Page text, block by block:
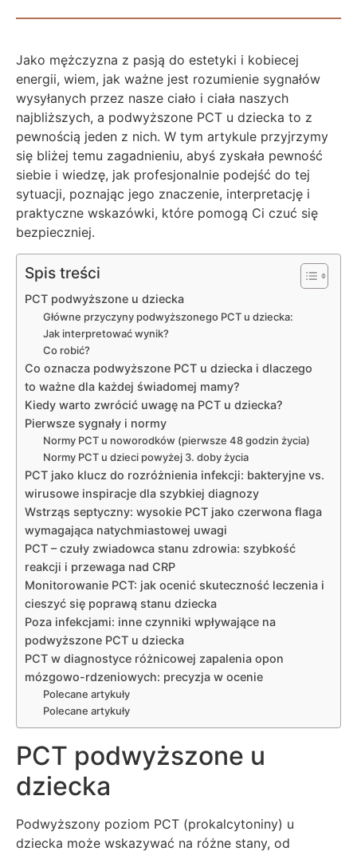
Jako mężczyzna z pasją do estetyki i kobiecej
energii, wiem, jak ważne jest rozumienie sygnałów
wysyłanych przez nasze ciało i ciała naszych
najbliższych, a podwyższone PCT u dziecka to z
pewnością jeden z nich. W tym artykule przyjrzymy
się bliżej temu zagadnieniu, abyś zyskała pewność
siebie i wiedzę, jak profesjonalnie podejść do tej
sytuacji, poznając jego znaczenie, interpretację i
praktyczne wskazówki, które pomogą Ci czuć się
bezpieczniej.
Spis treści
PCT podwyższone u dziecka
Główne przyczyny podwyższonego PCT u dziecka:
Jak interpretować wynik?
Co robić?
Co oznacza podwyższone PCT u dziecka i dlaczego
to ważne dla każdej świadomej mamy?
Kiedy warto zwrócić uwagę na PCT u dziecka?
Pierwsze sygnały i normy
Normy PCT u noworodków (pierwsze 48 godzin życia)
Normy PCT u dzieci powyżej 3. doby życia
PCT jako klucz do rozróżnienia infekcji: bakteryjne vs.
wirusowe inspiracje dla szybkiej diagnozy
Wstrząs septyczny: wysokie PCT jako czerwona flaga
wymagająca natychmiastowej uwagi
PCT – czuły zwiadowca stanu zdrowia: szybkość
reakcji i przewaga nad CRP
Monitorowanie PCT: jak ocenić skuteczność leczenia i
cieszyć się poprawą stanu dziecka
Poza infekcjami: inne czynniki wpływające na
podwyższone PCT u dziecka
PCT w diagnostyce różnicowej zapalenia opon
mózgowo-rdzeniowych: precyzja w ocenie
Polecane artykuły
Polecane artykuły
PCT podwyższone u
dziecka
Podwyższony poziom PCT (prokalcytoniny) u
dziecka może wskazywać na różne stany, od